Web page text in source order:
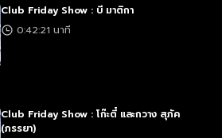
Club Friday Show : บี มาติกา
0:42:21 นาที
Club Friday Show : โก๊ะตี๋ และกวาง สุภัค
(ภรรยา)